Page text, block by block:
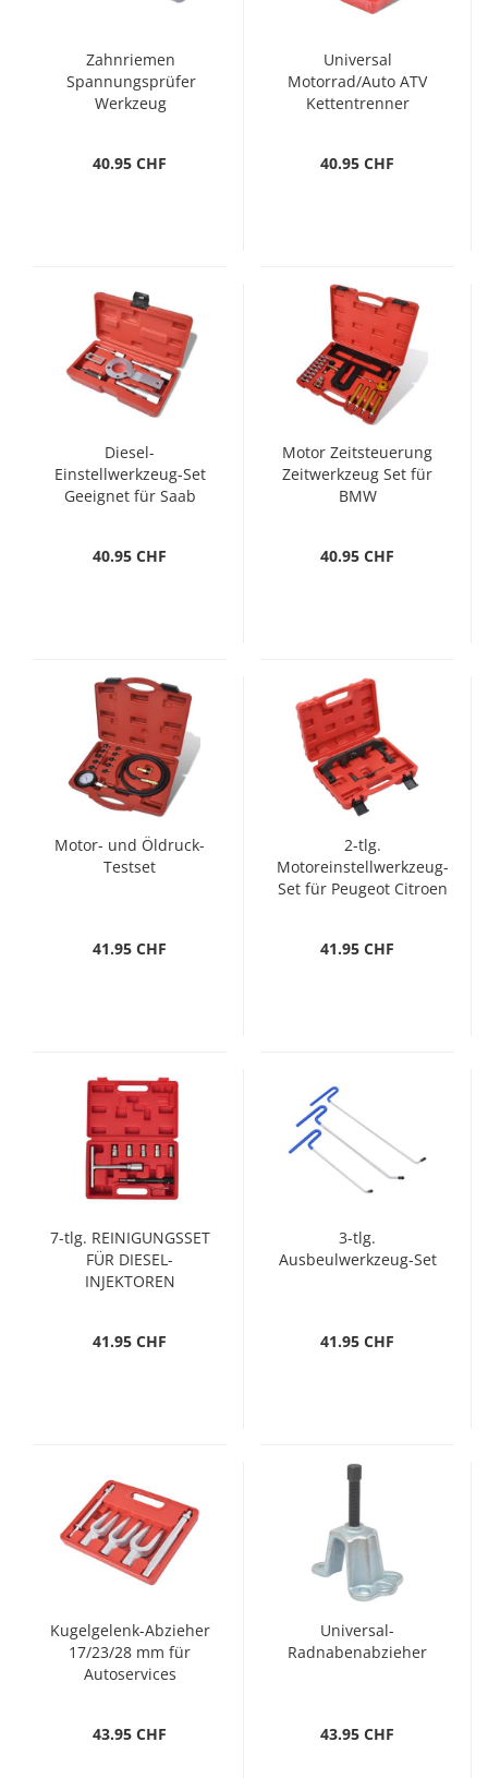
Zahnriemen
Spannungsprüfer
Werkzeug
40.95 CHF
Universal
Motorrad/Auto ATV
Kettentrenner
40.95 CHF
Diesel-
Einstellwerkzeug-Set
Geeignet für Saab
40.95 CHF
Motor Zeitsteuerung
Zeitwerkzeug Set für
BMW
40.95 CHF
Motor- und Öldruck-
Testset
41.95 CHF
2-tlg.
Motoreinstellwerkzeug-
Set für Peugeot Citroen
41.95 CHF
7-tlg. REINIGUNGSSET
FÜR DIESEL-
INJEKTOREN
41.95 CHF
3-tlg.
Ausbeulwerkzeug-Set
41.95 CHF
Kugelgelenk-Abzieher
17/23/28 mm für
Autoservices
43.95 CHF
Universal-
Radnabenabzieher
43.95 CHF